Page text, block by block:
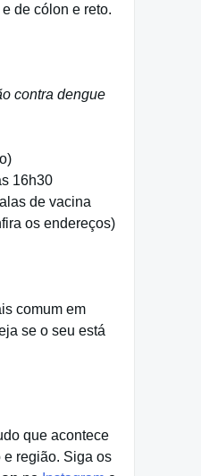
de cólon e reto.
contra dengue
16h30
de vacina
os endereços)
comum em
se o seu está
que acontece
região. Siga os